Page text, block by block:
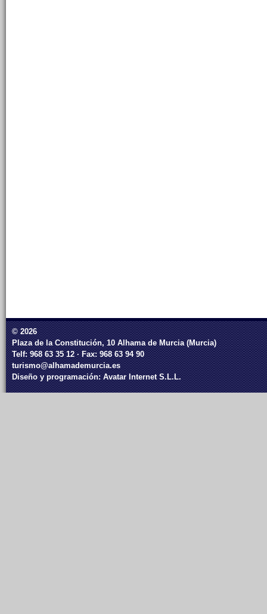
© 2026
Plaza de la Constitución, 10 Alhama de Murcia (Murcia)
Telf: 968 63 35 12 · Fax: 968 63 94 90
turismo@alhamademurcia.es
Diseño y programación:Avatar Internet S.L.L.